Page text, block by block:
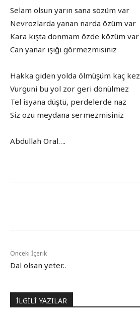
Selam olsun yarın sana sözüm var
Nevrozlarda yanan narda özüm var
Kara kışta donmam özde közüm var
Can yanar ışığı görmezmisiniz
Hakka giden yolda ölmüşüm kaç kez
Vurguni bu yol zor geri dönülmez
Tel isyana düştü, perdelerde naz
Siz özü meydana sermezmisiniz
Abdullah Oral….
Önceki İçerik
Dal olsan yeter..
İLGİLİ YAZILAR